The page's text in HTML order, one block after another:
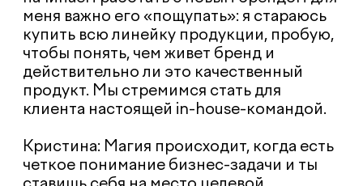
позволяет накапливать уникальную
информацию. Эти проекты помогают
повышать качество консультирования в
аптеках и эффективность лечения по
всей стране.
Мы отвечаем при разработке проекта за
всё: от дизайна и технической
разработки до его последующей
что в этих проектах мы можем быть
частью чего-то большего, важного и
нужного людям, работать в большой
коллаборации с клиентом в